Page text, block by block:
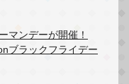
マンデーが開催！
ブラックフライデー